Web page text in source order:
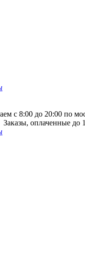
с 8:00 до 20:00 по
Заказы, оплаченные до